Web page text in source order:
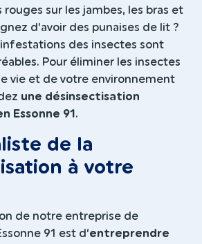
sur les jambes, les bras et
d’avoir des punaises de lit ?
des insectes sont
Pour éliminer les insectes
vie et de votre environnement
une désinsectisation
Essonne 91 .
de la
à votre
de notre entreprise de
91 est d’entreprendre